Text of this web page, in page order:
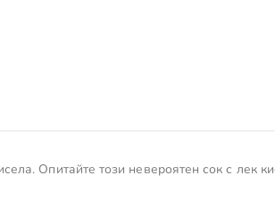
Опитайте този невероятен сок с лек